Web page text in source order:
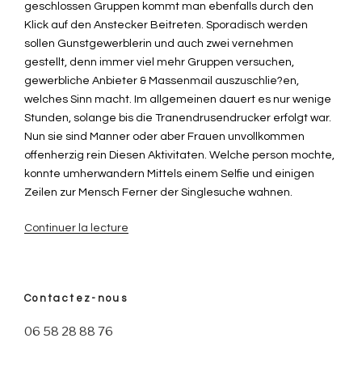
geschlossen Gruppen kommt man ebenfalls durch den
Klick auf den Anstecker Beitreten. Sporadisch werden
sollen Gunstgewerblerin und auch zwei vernehmen
gestellt, denn immer viel mehr Gruppen versuchen,
gewerbliche Anbieter & Massenmail auszuschlie?en,
welches Sinn macht. Im allgemeinen dauert es nur wenige
Stunden, solange bis die Tranendrusendrucker erfolgt war.
Nun sie sind Manner oder aber Frauen unvollkommen
offenherzig rein Diesen Aktivitaten. Welche person mochte,
konnte umherwandern Mittels einem Selfie und einigen
Zeilen zur Mensch Ferner der Singlesuche wahnen.
Continuer la lecture
Contactez-nous
06 58 28 88 76